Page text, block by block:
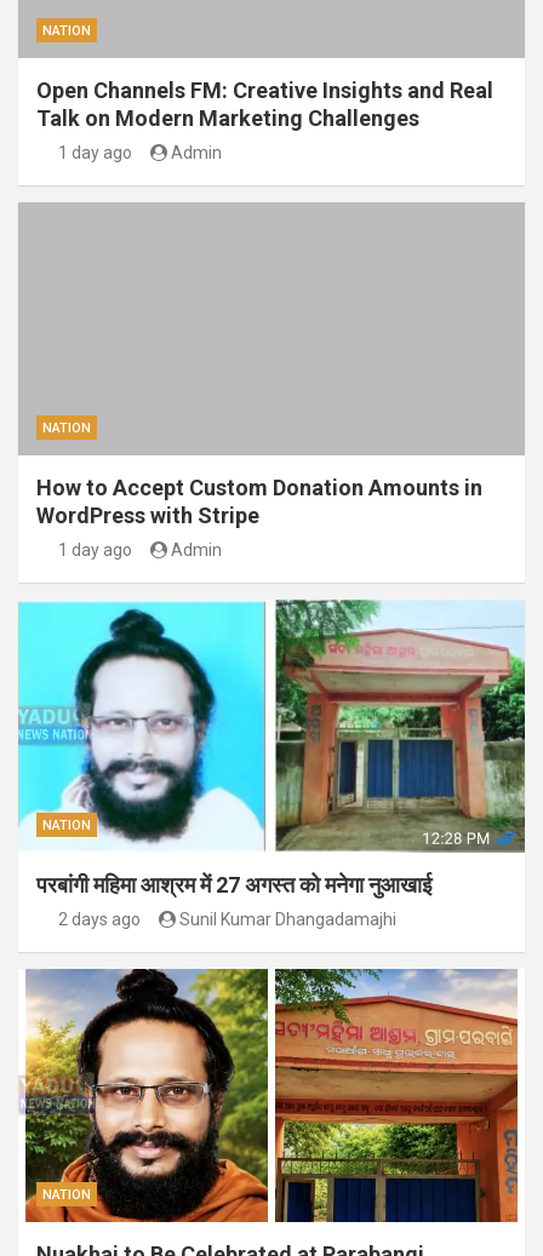
NATION
Open Channels FM: Creative Insights and Real
Talk on Modern Marketing Challenges
1 day ago Admin
NATION
How to Accept Custom Donation Amounts in
WordPress with Stripe
1 day ago Admin
NATION
परबांगी महिमा आश्रम में 27 अगस्त को मनेगा नुआखाई
2 days ago Sunil Kumar Dhangadamajhi
NATION